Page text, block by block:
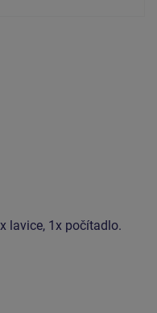
lavice, 1x počítadlo.